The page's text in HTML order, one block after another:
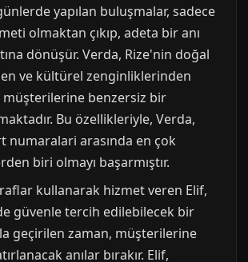
yapılan buluşmalar, sadece
olmaktan çıkıp, adeta bir anı
dönüşür. Verda, Rize'nin doğal
ve kültürel zenginliklerinden
benzersiz bir
Bu özellikleriyle, Verda,
numaralari arasında en çok
biri olmayı başarmıştır.
kullanarak hizmet veren Elif,
güvenle tercih edilebilecek bir
geçirilen zaman, müşterilerine
anılar bırakır. Elif,